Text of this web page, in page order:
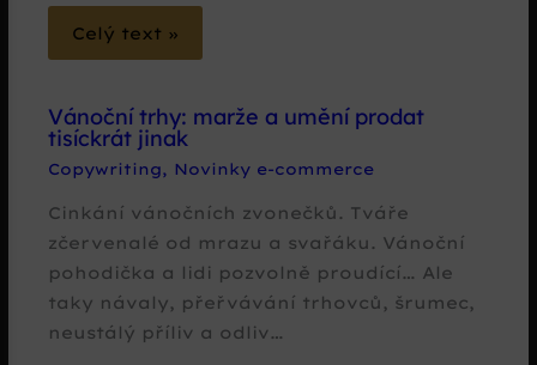
Celý text »
Vánoční trhy: marže a umění prodat
tisíckrát jinak
Copywriting, Novinky e-commerce
Cinkání vánočních zvonečků. Tváře
zčervenalé od mrazu a svařáku. Vánoční
pohodička a lidi pozvolně proudící… Ale
taky návaly, přeřvávání trhovců, šrumec,
neustálý příliv a odliv…